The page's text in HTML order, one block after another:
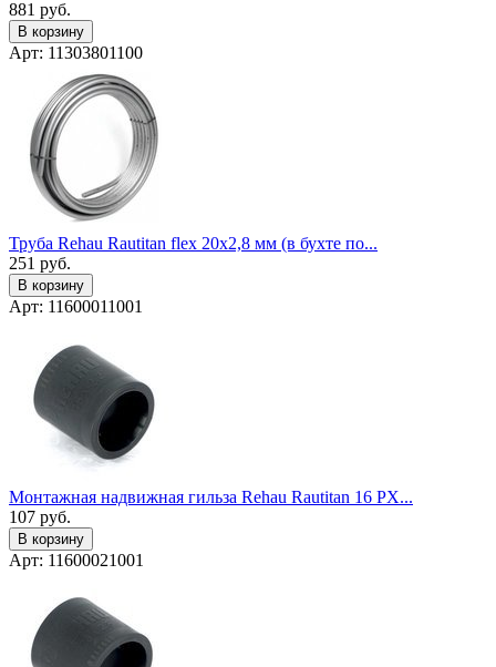
881 руб.
В корзину
Арт: 11303801100
Труба Rehau Rautitan flex 20х2,8 мм (в бухте по...
251 руб.
В корзину
Арт: 11600011001
Монтажная надвижная гильза Rehau Rautitan 16 PX...
107 руб.
В корзину
Арт: 11600021001